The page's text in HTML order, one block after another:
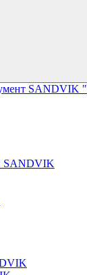
SANDVIK "
SANDVIK